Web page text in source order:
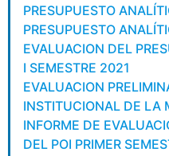
PRESUPUESTO
PRESUPUESTO
EVALUACION DEL
I SEMESTRE 2021
EVALUACION
INSTITUCIONAL DE LA
INFORME DE
DEL POI PRIMER